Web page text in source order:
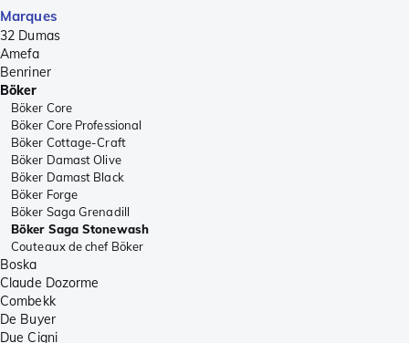
Marques
32 Dumas
Amefa
Benriner
Böker
Böker Core
Böker Core Professional
Böker Cottage-Craft
Böker Damast Olive
Böker Damast Black
Böker Forge
Böker Saga Grenadill
Böker Saga Stonewash
Couteaux de chef Böker
Boska
Claude Dozorme
Combekk
De Buyer
Due Cigni